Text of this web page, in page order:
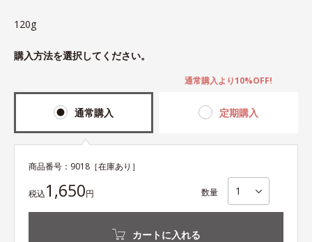
120g
購入方法を選択してください。
通常購入 定期購入
通常購入より10%OFF!
商品番号： 9018 ［在庫あり］
税込1,650円 数量
カートに入れる